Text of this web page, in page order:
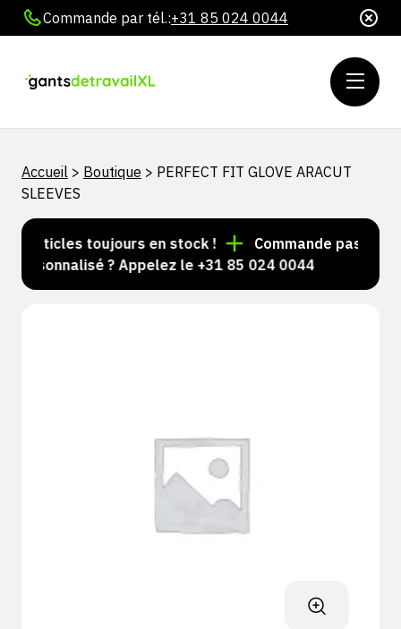
Commande par tél.:+31 85 024 0044
Accueil > Boutique > PERFECT FIT GLOVE ARACUT
SLEEVES
toujours en stock !
Commande passée
? Appelez le +31 85 024 0044